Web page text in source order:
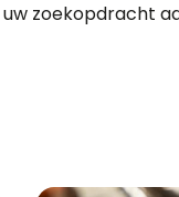
zoekopdracht